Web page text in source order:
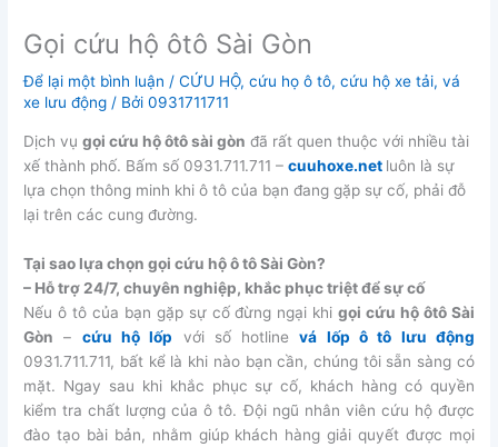
Gọi cứu hộ ôtô Sài Gòn
Để lại một bình luận /CỨU HỘ,cứu họ ô tô,cứu hộ xe tải,vá
xe lưu động / Bởi0931711711
Dịch vụgọi cứu hộ ôtô sài gòn đã rất quen thuộc với nhiều tài
xế thành phố. Bấm số 0931.711.711 –cuuhoxe.net luôn là sự
lựa chọn thông minh khi ô tô của bạn đang gặp sự cố, phải đỗ
lại trên các cung đường.
Tại sao lựa chọn gọi cứu hộ ô tô Sài Gòn?
– Hỗ trợ 24/7, chuyên nghiệp, khắc phục triệt để sự cố
Nếu ô tô của bạn gặp sự cố đừng ngại khigọi cứu hộ ôtô Sài
Gòn – cứu hộ lốp với số hotlinevá lốp ô tô lưu động
0931.711.711, bất kể là khi nào bạn cần, chúng tôi sẵn sàng có
mặt. Ngay sau khi khắc phục sự cố, khách hàng có quyền
kiểm tra chất lượng của ô tô. Đội ngũ nhân viên cứu hộ được
đào tạo bài bản, nhằm giúp khách hàng giải quyết được mọi